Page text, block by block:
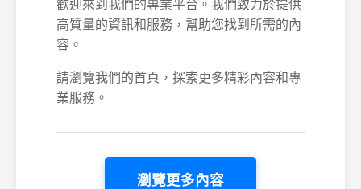
歡迎來到我們的專業平台。我們致力於提供
高質量的資訊和服務，幫助您找到所需的內
容。
請瀏覽我們的首頁，探索更多精彩內容和專
業服務。
瀏覽更多內容